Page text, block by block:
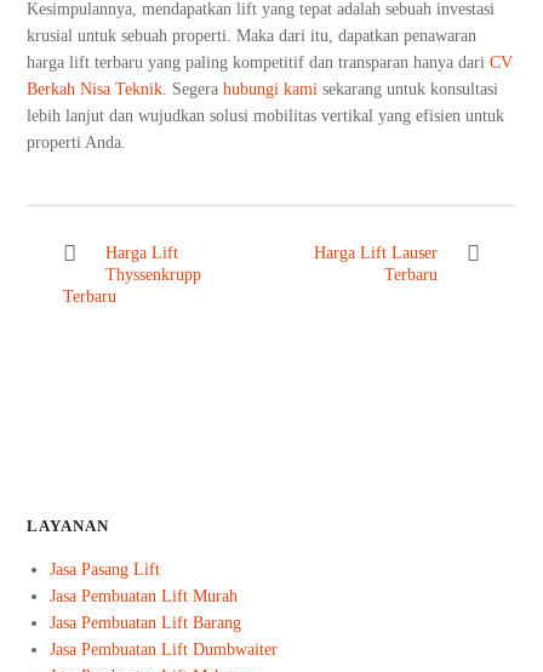
Kesimpulannya, mendapatkan lift yang tepat adalah sebuah investasi
krusial untuk sebuah properti. Maka dari itu, dapatkan penawaran
harga lift terbaru yang paling kompetitif dan transparan hanya dariCV
Berkah Nisa Teknik . Segerahubungi kami sekarang untuk konsultasi
lebih lanjut dan wujudkan solusi mobilitas vertikal yang efisien untuk
properti Anda.
Harga Lift
Thyssenkrupp
Terbaru
Harga Lift Lauser
Terbaru
LAYANAN
Jasa Pasang Lift
Jasa Pembuatan Lift Murah
Jasa Pembuatan Lift Barang
Jasa Pembuatan Lift Dumbwaiter